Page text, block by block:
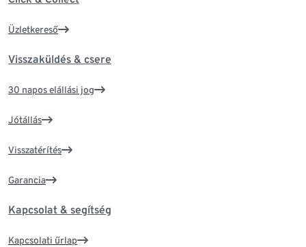
Üzletkereső
Visszaküldés & csere
30 napos elállási jog
Jótállás
Visszatérítés
Garancia
Kapcsolat & segítség
Kapcsolati űrlap